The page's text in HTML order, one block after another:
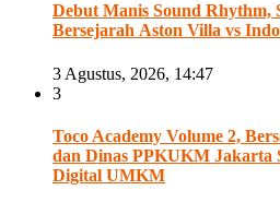
Debut Manis Sound Rhythm,
Bersejarah Aston Villa vs
3 Agustus, 2026, 14:47
3
Toco Academy Volume 2,
dan Dinas PPKUKM Jakarta
Digital UMKM